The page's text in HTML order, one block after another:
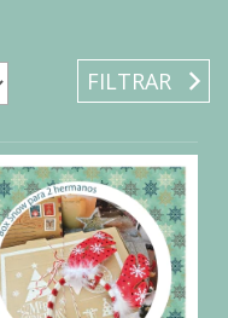
FILTRAR